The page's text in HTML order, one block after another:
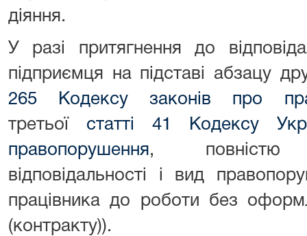
діяння.
У разі притягнення до
підприємця на підставі абзацу
265 Кодексу законів про
третьої статті 41 Кодексу
правопорушення, повністю
відповідальності і вид
працівника до роботи без
(контракту)).